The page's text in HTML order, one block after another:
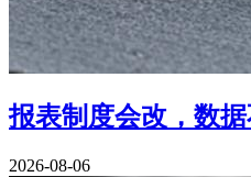
报表制度会改，数
2026-08-06